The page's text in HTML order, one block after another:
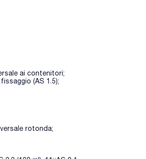
ai contenitori;
(AS 1.5);
rotonda;